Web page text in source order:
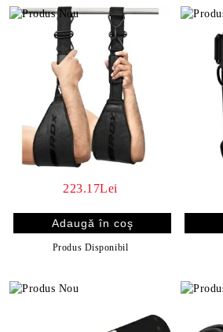
223.17Lei
Produs Disponibil